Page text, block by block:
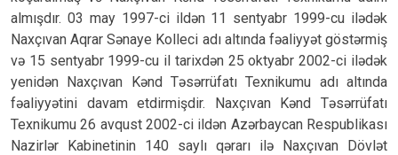
almışdır. 03 may 1997-ci ildən 11 sentyabr 1999-cu ilədək
Naxçıvan Aqrar Sənaye Kolleci adı altında fəaliyyət göstərmiş
və 15 sentyabr 1999-cu il tarixdən 25 oktyabr 2002-ci ilədək
yenidən Naxçıvan Kənd Təsərrüfatı Texnikumu adı altında
fəaliyyətini davam etdirmişdir. Naxçıvan Kənd Təsərrüfatı
Texnikumu 26 avqust 2002-ci ildən Azərbaycan Respublikası
Nazirlər Kabinetinin 140 saylı qərarı ilə Naxçıvan Dövlət